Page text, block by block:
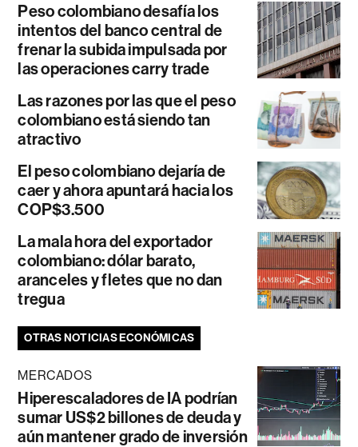
Peso colombiano desafía los
intentos del banco central de
frenar la subida impulsada por
las operaciones carry trade
Las razones por las que el peso
colombiano está siendo tan
atractivo
El peso colombiano dejaría de
caer y ahora apuntará hacia los
COP$3.500
La mala hora del exportador
colombiano: dólar barato,
aranceles y fletes que no dan
tregua
OTRAS NOTICIAS ECONÓMICAS
MERCADOS
Hiperescaladores de IA podrían
sumar US$2 billones de deuda y
aún mantener grado de inversión